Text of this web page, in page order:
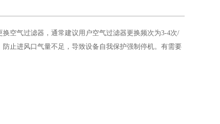
空气过滤器，通常建议用户空气过滤器更换频次为3-4次/
止进风口气量不足，导致设备自我保护强制停机。有需要